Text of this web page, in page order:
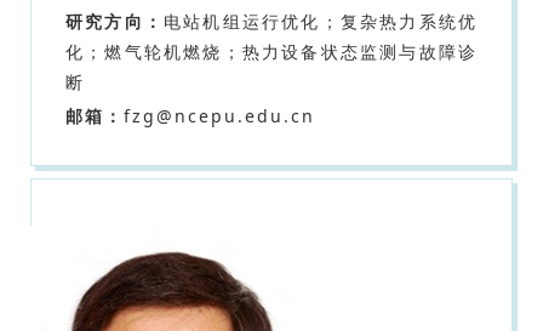
研究方向： 电站机组运行优化；复杂热力系统优
化；燃气轮机燃烧；热力设备状态监测与故障诊
断
邮箱： fzg@ncepu.edu.cn